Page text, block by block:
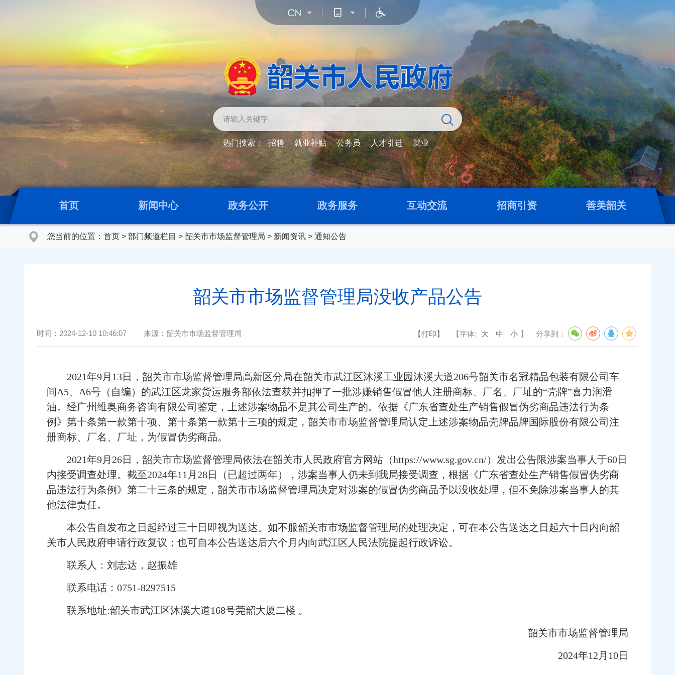
热门搜索： 招聘 就业补贴 公务员 人才引进 就业
首页 新闻中心 政务公开 政务服务 互动交流 招商引资 善美韶关
您当前的位置： 首页 > 部门频道栏目 > 韶关市市场监督管理局 > 新闻资讯 > 通知公告
韶关市市场监督管理局没收产品公告
时间： 2024-12-10 10:46:07 来源： 韶关市市场监督管理局 【打印】 【字体: 大 中 小 】 分享到：
2021年9月13日，韶关市市场监督管理局高新区分局在韶关市武江区沐溪工业园沐溪大道206号韶关市名冠精品包装有限公司车
间A5、A6号（自编）的武江区龙家货运服务部依法查获并扣押了一批涉嫌销售假冒他人注册商标、厂名、厂址的“壳牌”喜力润滑
油。经广州维奥商务咨询有限公司鉴定，上述涉案物品不是其公司生产的。依据《广东省查处生产销售假冒伪劣商品违法行为条
例》第十条第一款第十项、第十条第一款第十三项的规定，韶关市市场监督管理局认定上述涉案物品壳牌品牌国际股份有限公司注
册商标、厂名、厂址，为假冒伪劣商品。
2021年9月26日，韶关市市场监督管理局依法在韶关市人民政府官方网站（https://www.sg.gov.cn/）发出公告限涉案当事人于60日
内接受调查处理。截至2024年11月28日（已超过两年），涉案当事人仍未到我局接受调查，根据《广东省查处生产销售假冒伪劣商
品违法行为条例》第二十三条的规定，韶关市市场监督管理局决定对涉案的假冒伪劣商品予以没收处理，但不免除涉案当事人的其
他法律责任。
本公告自发布之日起经过三十日即视为送达。如不服韶关市市场监督管理局的处理决定，可在本公告送达之日起六十日内向韶
关市人民政府申请行政复议；也可自本公告送达后六个月内向武江区人民法院提起行政诉讼。
联系人：刘志达，赵振雄
联系电话：0751-8297515
联系地址:韶关市武江区沐溪大道168号莞韶大厦二楼 。
韶关市市场监督管理局
2024年12月10日